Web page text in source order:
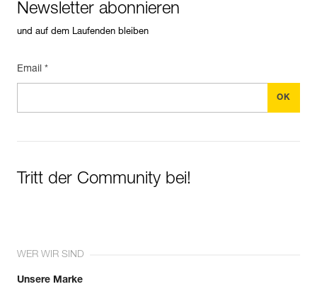
Newsletter abonnieren
und auf dem Laufenden bleiben
Email *
Tritt der Community bei!
WER WIR SIND
Unsere Marke